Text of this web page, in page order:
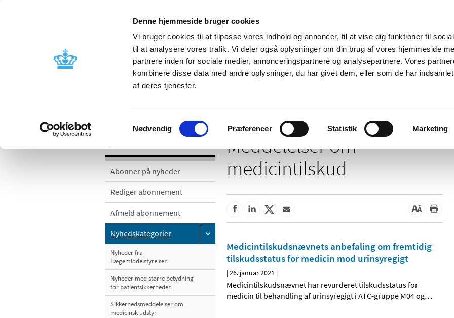
Denne hjemmeside bruger cookies
Vi bruger cookies til at tilpasse vores indhold og annoncer, til at vise dig funktioner til
til at analysere vores trafik. Vi deler også oplysninger om din brug af vores hjemmeside
partnere inden for sociale medier, annonceringspartnere og analysepartnere. Vores
kombinere disse data med andre oplysninger, du har givet dem, eller som de har
af deres tjenester.
Samtykkevalg
Nødvendig Præferencer Statistik Marketing
Nyheder Om os Kontakt
Godkendelse og
Bivirkninger og
produktinformation
Tilskud og
Apoteker og salg af
Abonner på nyheder
Rediger abonnement
Afmeld abonnement
Nyhedskategorier
Nyheder fra
Lægemiddelstyrelsen
Nyheder med større betydning
for patientsikkerheden
Sikkerhedsmeddelelser om
medicinsk udstyr
Meddelelser om
medicintilskud
Medicintilskudsnævnets anbefaling om fremtidig
tilskudsstatus for medicin mod urinsyregigt
|26. januar 2021 |
Medicintilskudsnævnet har revurderet tilskudsstatus for
medicin til behandling af urinsyregigt i ATC-gruppe M04 og…